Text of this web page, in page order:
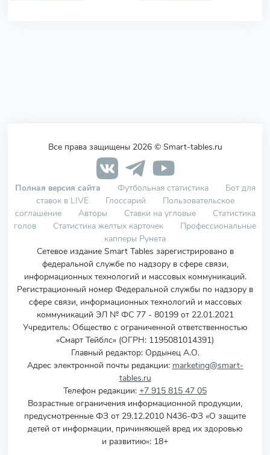
Все права защищены 2026 © Smart-tables.ru
Полная версия сайта Футбольная статистика
Бот для
ставок в LIVE
Глоссарий
Пользовательское
соглашение
Авторы Ставки на угловые
Статистика
голов
Статистика желтых карточек
Профессиональные
капперы Рунета
Сетевое издание Smart Tables зарегистрировано в
федеральной службе по надзору в сфере связи,
информационных технологий и массовых коммуникаций.
Регистрационный номер Федеральной службы по надзору в
сфере связи, информационных технологий и массовых
коммуникаций ЭЛ № ФС 77 - 80199 от 22.01.2021
Учредитель: Общество с ограниченной ответственностью
«Смарт Тейблс» (ОГРН: 1195081014391)
Главный редактор: Ордынец А.О.
Адрес электронной почты редакции: marketing@smart-
tables.ru
Телефон редакции: +7 915 815 47 05
Возрастные ограничения информационной продукции,
предусмотренные ФЗ от 29.12.2010 N436-ФЗ «О защите
детей от информации, причиняющей вред их здоровью
и развитию»: 18+